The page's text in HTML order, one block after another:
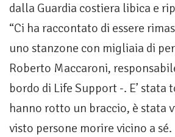
dalla Guardia costiera libica e
“Ci ha raccontato di essere
uno stanzone con migliaia di
Roberto Maccaroni,
bordo di Life Support -. E’ stata
hanno rotto un braccio, è stata
visto persone morire vicino a